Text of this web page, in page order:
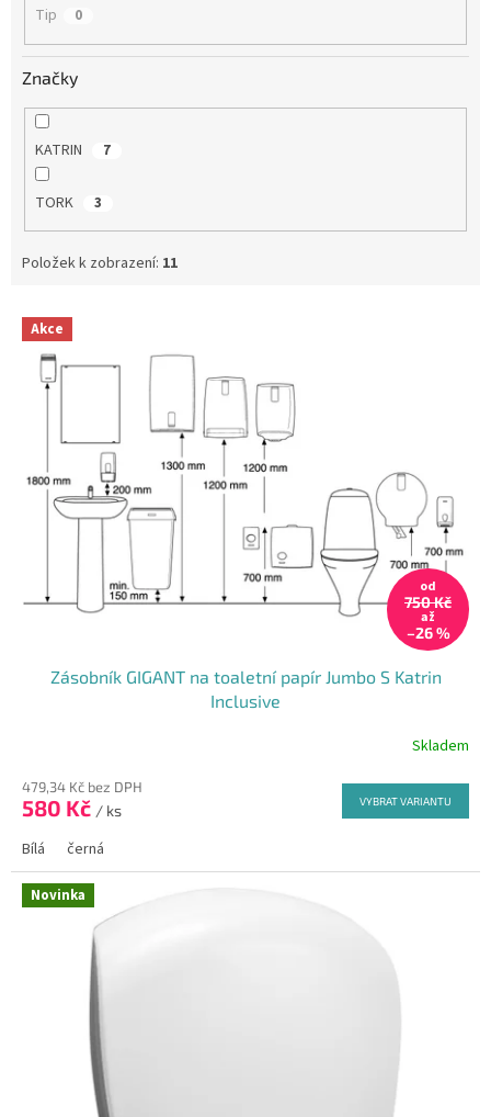
Tip 0
Značky
KATRIN 7
TORK 3
Položek k zobrazení: 11
V Akce
od
750 Kč
až
–26 %
Zásobník GIGANT na toaletní papír Jumbo S Katrin
Inclusive
Skladem
479,34 Kč bez DPH
580 Kč / ks VYBRAT VARIANTU
Bílá černá
Novinka